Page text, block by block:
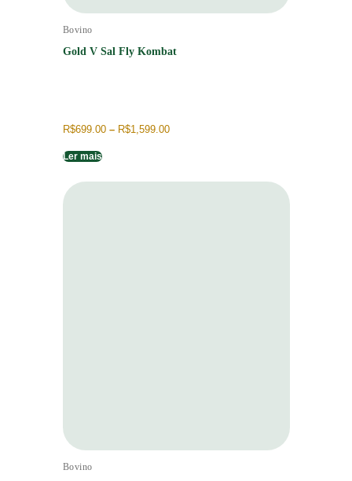
Bovino
Gold V Sal Fly Kombat
R$699.00 – R$1,599.00
Ler mais
Bovino